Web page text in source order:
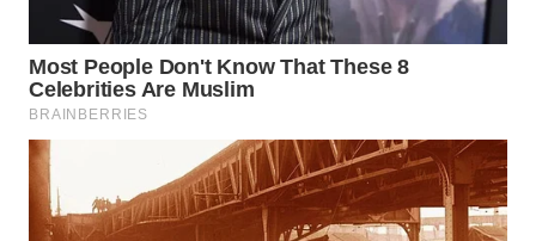
WN
PRIANGAN
TIMUR
SEMARANG